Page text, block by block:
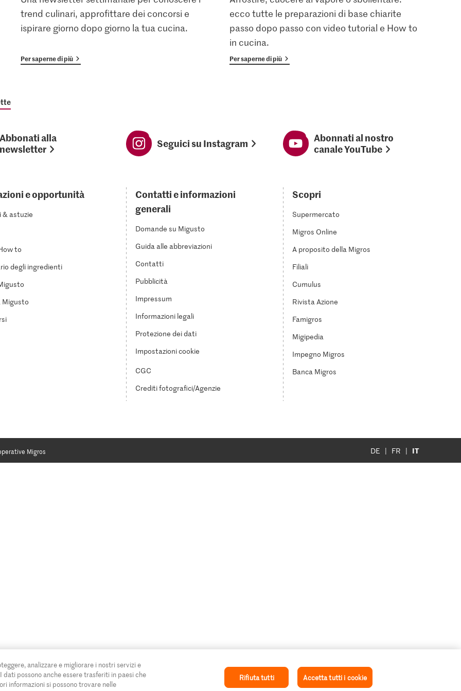
trend culinari, approfittare dei concorsi e
ispirare giorno dopo giorno la tua cucina.
Per saperne di più
ecco tutte le preparazioni di base chiarite
passo dopo passo con video tutorial e How to
in cucina.
Per saperne di più
Abbonati alla
newsletter
Seguici su Instagram
Abonnati al nostro
canale YouTube
e opportunità
& astuzie
to
degli ingredienti
Migusto
Contatti e informazioni
generali
Domande su Migusto
Guida alle abbreviazioni
Contatti
Pubblicità
Impressum
Informazioni legali
Protezione dei dati
Impostazioni cookie
CGC
Crediti fotografici/Agenzie
Scopri
Supermercato
Migros Online
A proposito della Migros
Filiali
Cumulus
Rivista Azione
Famigros
Migipedia
Impegno Migros
Banca Migros
Migros DE FR IT
analizzare e migliorare i nostri servizi e
possono anche essere trasferiti in paesi che
informazioni si possono trovare nelle
Rifiuta tutti Accetta tutti i cookie